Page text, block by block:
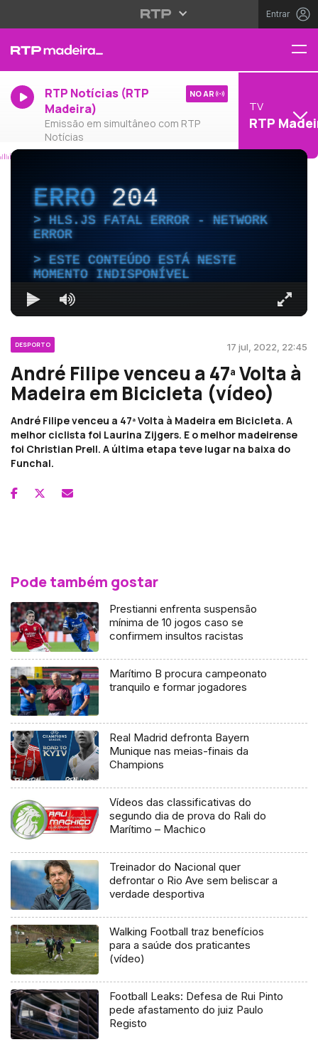
Entrar
RTP Notícias (RTP
Madeira)
Emissão em simultâneo com RTP
Notícias
NO AR
TV
RTP
ERRO204
HLS.JS FATAL ERROR - NETWORK
ERROR
ESTE CONTEÚDO ESTÁ NESTE
MOMENTO INDISPONÍVEL
DESPORTO 17 jul, 2022, 22:45
André Filipe venceu a 47ª Volta à
Madeira em Bicicleta (vídeo)
André Filipe venceu a 47ª Volta à Madeira em Bicicleta. A
melhor ciclista foi Laurina Zijgers. E o melhor madeirense
foi Christian Prell. A última etapa teve lugar na baixa do
Funchal.
Pode também gostar
Prestianni enfrenta suspensão
mínima de 10 jogos caso se
confirmem insultos racistas
Marítimo B procura campeonato
tranquilo e formar jogadores
Real Madrid defronta Bayern
Munique nas meias-finais da
Champions
Vídeos das classificativas do
segundo dia de prova do Rali do
Marítimo – Machico
Treinador do Nacional quer
defrontar o Rio Ave sem beliscar a
verdade desportiva
Walking Football traz benefícios
para a saúde dos praticantes
(vídeo)
Football Leaks: Defesa de Rui Pinto
pede afastamento do juiz Paulo
Registo